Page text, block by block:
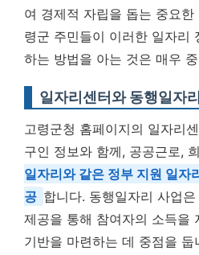
여 경제적 자립을 돕는 중요
령군 주민들이 이러한 일자리
하는 방법을 아는 것은 매우
일자리센터와 동행일자
고령군청 홈페이지의 일자리
구인 정보와 함께, 공공근로,
일자리와 같은 정부 지원 일자
공 합니다. 동행일자리 사업
제공을 통해 참여자의 소득을
기반을 마련하는 데 중점을